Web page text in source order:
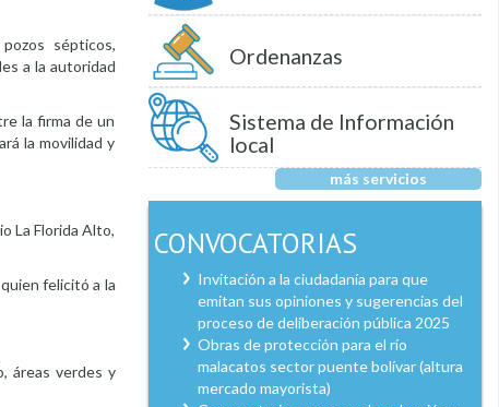
sépticos,
a la autoridad
la firma de un
la movilidad y
La Florida Alto,
felicitó a la
áreas verdes y
Ordenanzas
Sistema de Información
local
más servicios
CONVOCATORIAS
Invitación a la ciudadanía para que
emitan sus opiniones y sugerencias del
proceso de deliberación pública 2025
Obras de protección para el río
malacatos sector puente bolívar (altura
mercado mayorista)